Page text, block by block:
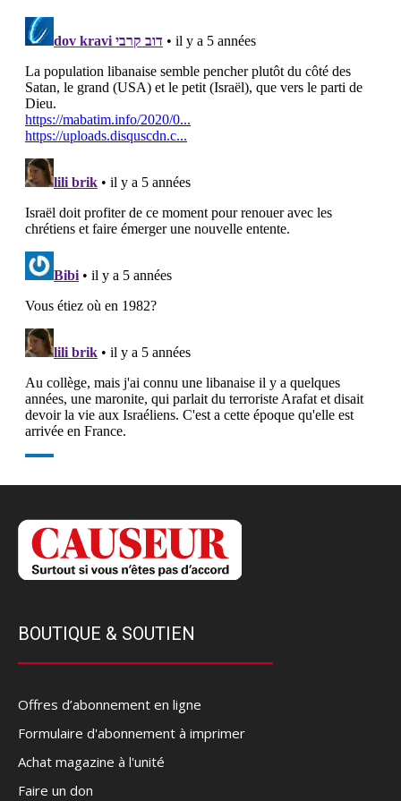
BOUTIQUE & SOUTIEN
Offres d’abonnement en ligne
Formulaire d'abonnement à imprimer
Achat magazine à l'unité
Faire un don